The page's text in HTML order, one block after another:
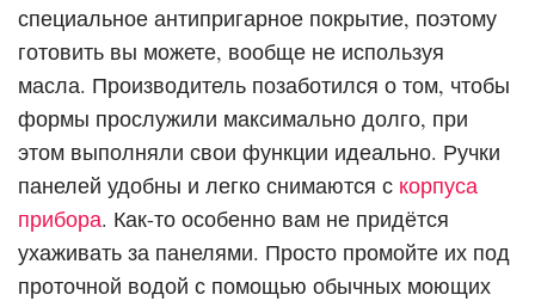
специальное антипригарное покрытие, поэтому
готовить вы можете, вообще не используя
масла. Производитель позаботился о том, чтобы
формы прослужили максимально долго, при
этом выполняли свои функции идеально. Ручки
панелей удобны и легко снимаются с корпуса
прибора. Как-то особенно вам не придётся
ухаживать за панелями. Просто промойте их под
проточной водой с помощью обычных моющих